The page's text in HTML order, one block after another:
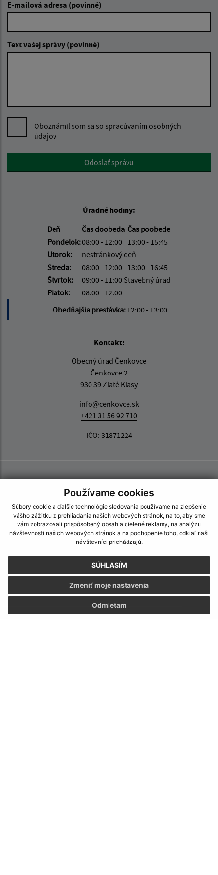
Používame cookies
Súbory cookie a ďalšie technológie sledovania používame na zlepšenie
vášho zážitku z prehliadania našich webových stránok, na to, aby sme
vám zobrazovali prispôsobený obsah a cielené reklamy, na analýzu
návštevnosti našich webových stránok a na pochopenie toho, odkiaľ naši
návštevníci prichádzajú.
SÚHLASÍM
Odmietam
Zmeniť moje nastavenia
E-mailová adresa (povinné)
Text vašej správy (povinné)
Oboznámil som sa so spracúvaním osobných
údajov
Google reCaptcha ResponseOdoslať správu
Úradné hodiny:
Deň
Čas doobeda Čas poobede
Pondelok:08:00 - 12:00 13:00 - 15:45
Utorok:
nestránkový deň
Streda:
08:00 - 12:00 13:00 - 16:45
Štvrtok:
09:00 - 11:00 Stavebný úrad
Piatok:
08:00 - 12:00
Obedňajšia prestávka: 12:00 - 13:00
Kontakt:
Obecný úrad Čenkovce
Čenkovce 2
930 39 Zlaté Klasy
info@cenkovce.sk
+421 31 56 92 710
IČO: 31871224